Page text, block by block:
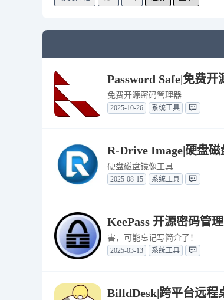
Password Safe|免费
免费开源密码管理器
2025-10-26 系统工具
R-Drive Image|硬盘磁
硬盘磁盘镜像工具
2025-08-15 系统工具
KeePass 开源密码管
害，可能忘记写简介了！
2025-03-13 系统工具
BilldDesk|跨平台远程